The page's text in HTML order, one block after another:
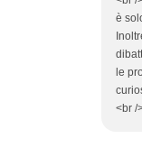
è
le
<br /